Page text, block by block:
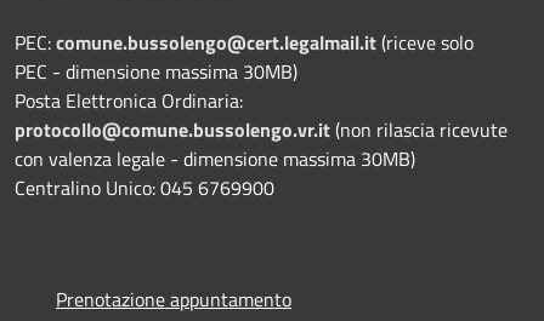
PEC:comune.bussolengo@cert.legalmail.it(riceve solo
PEC - dimensione massima 30MB)
Posta Elettronica Ordinaria:
protocollo@comune.bussolengo.vr.it(non rilascia ricevute
con valenza legale - dimensione massima 30MB)
Centralino Unico: 045 6769900
Prenotazione appuntamento